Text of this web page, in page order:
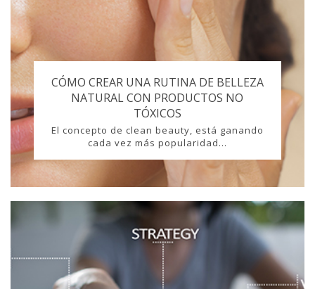
CÓMO CREAR UNA RUTINA DE BELLEZA
NATURAL CON PRODUCTOS NO
TÓXICOS
El concepto de clean beauty, está ganando
cada vez más popularidad...